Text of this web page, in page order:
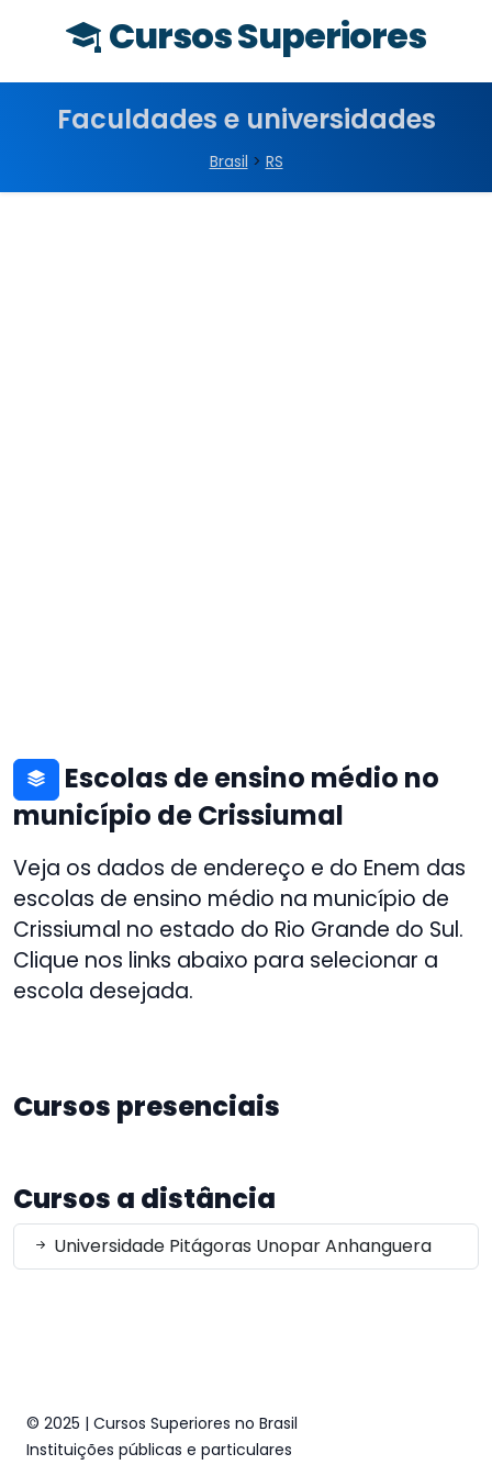
Cursos Superiores
Faculdades e universidades
Brasil > RS
Escolas de ensino médio no
município de Crissiumal
Veja os dados de endereço e do Enem das
escolas de ensino médio na município de
Crissiumal no estado do Rio Grande do Sul.
Clique nos links abaixo para selecionar a
escola desejada.
Cursos presenciais
Cursos a distância
Universidade Pitágoras Unopar Anhanguera
© 2025 | Cursos Superiores no Brasil
Instituições públicas e particulares